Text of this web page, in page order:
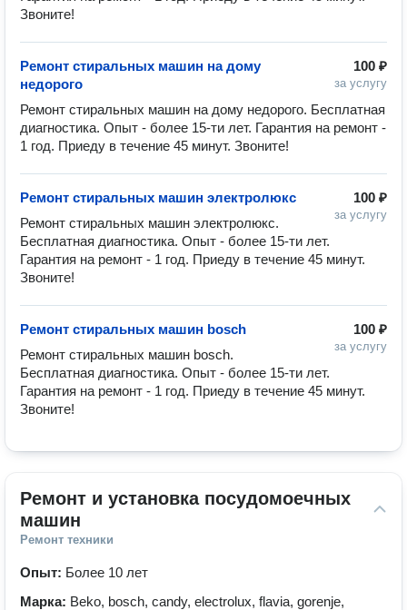
Звоните!
100 ₽
за услугу
Ремонт стиральных машин на дому
недорого
Ремонт стиральных машин на дому недорого. Бесплатная
диагностика. Опыт - более 15-ти лет. Гарантия на ремонт -
1 год. Приеду в течение 45 минут. Звоните!
100 ₽
за услугу
Ремонт стиральных машин электролюкс
Ремонт стиральных машин электролюкс.
Бесплатная диагностика. Опыт - более 15-ти лет.
Гарантия на ремонт - 1 год. Приеду в течение 45 минут.
Звоните!
100 ₽
за услугу
Ремонт стиральных машин bosch
Ремонт стиральных машин bosch.
Бесплатная диагностика. Опыт - более 15-ти лет.
Гарантия на ремонт - 1 год. Приеду в течение 45 минут.
Звоните!
Ремонт и установка посудомоечных
машин
Ремонт техники
Опыт: Более 10 лет
Марка: Beko, bosch, candy, electrolux, flavia, gorenje,